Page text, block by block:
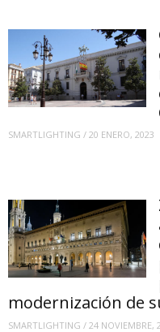
SMARTLIGHTING / 20 ENERO, 2023
modernización de
SMARTLIGHTING / 24 NOVIEMBRE,